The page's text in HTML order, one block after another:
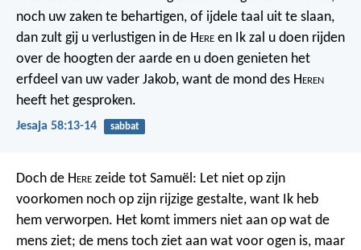
noch uw zaken te behartigen, of ijdele taal uit te slaan,
dan zult gij u verlustigen in de Here en Ik zal u doen rijden
over de hoogten der aarde en u doen genieten het
erfdeel van uw vader Jakob, want de mond des Heren
heeft het gesproken.
Jesaja 58:13-14 sabbat
Doch de Here zeide tot Samuël: Let niet op zijn
voorkomen noch op zijn rijzige gestalte, want Ik heb
hem verworpen. Het komt immers niet aan op wat de
mens ziet; de mens toch ziet aan wat voor ogen is, maar